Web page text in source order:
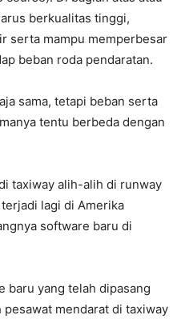
berkualitas tinggi,
serta mampu memperbesar
beban roda pendaratan.
sama, tetapi beban serta
tentu berbeda dengan
taxiway alih-alih di runway
lagi di Amerika
software baru di
baru yang telah dipasang
mendarat di taxiway